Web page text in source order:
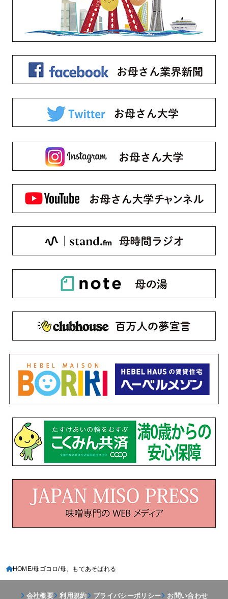
HOME 母ゴコロ 母、もてあそばれる
会社概要 利用規約 プライバシーポリシー お問い合わせ